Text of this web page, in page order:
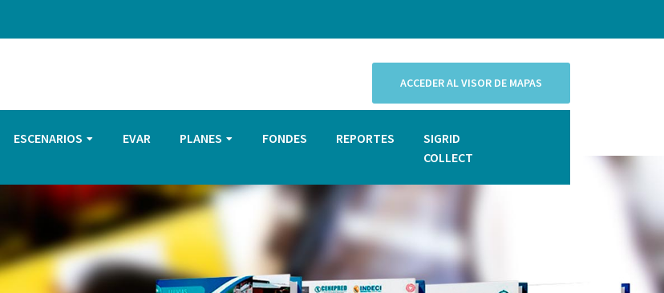
ACCEDER AL VISOR DE MAPAS
ESCENARIOS EVAR PLANES FONDES REPORTES
SIGRID
COLLECT